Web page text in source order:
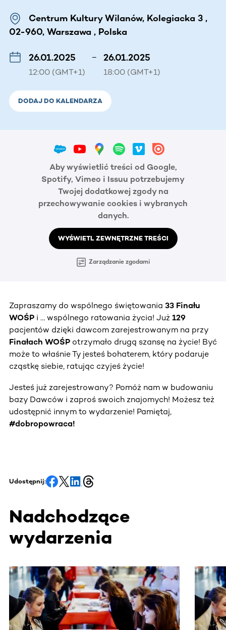
Centrum Kultury Wilanów, Kolegiacka 3 ,
02-960, Warszawa , Polska
26.01.2025
12:00 (GMT+1)
– 26.01.2025
18:00 (GMT+1)
DODAJ DO KALENDARZA
Aby wyświetlić treści od Google,
Spotify, Vimeo i Issuu potrzebujemy
Twojej dodatkowej zgody na
przechowywanie cookies i wybranych
danych.
WYŚWIETL ZEWNĘTRZNE TREŚCI
Zarządzanie zgodami
Zapraszamy do wspólnego świętowania 33 Finału
WOŚP i … wspólnego ratowania życia! Już 129
pacjentów dzięki dawcom zarejestrowanym na przy
Finałach WOŚP otrzymało drugą szansę na życie! Być
może to właśnie Ty jesteś bohaterem, który podaruje
cząstkę siebie, ratując czyjeś życie!
Jesteś już zarejestrowany? Pomóż nam w budowaniu
bazy Dawców i zaproś swoich znajomych! Możesz też
udostępnić innym to wydarzenie! Pamiętaj,
#dobropowraca!
Udostępnij:
Nadchodzące
wydarzenia
Ta sekcja zawiera treści przewijane w poziomie. Użyj